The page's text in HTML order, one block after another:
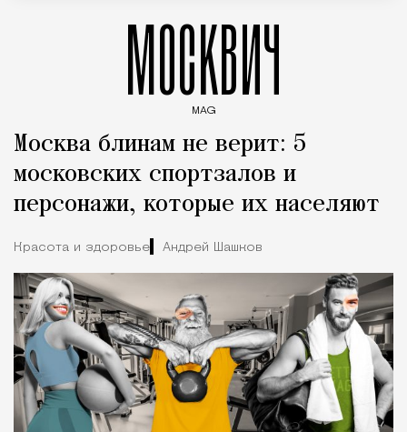
МОСКВИЧ
MAG
Москва блинам не верит: 5
московских спортзалов и
персонажи, которые их населяют
Красота и здоровье Андрей Шашков